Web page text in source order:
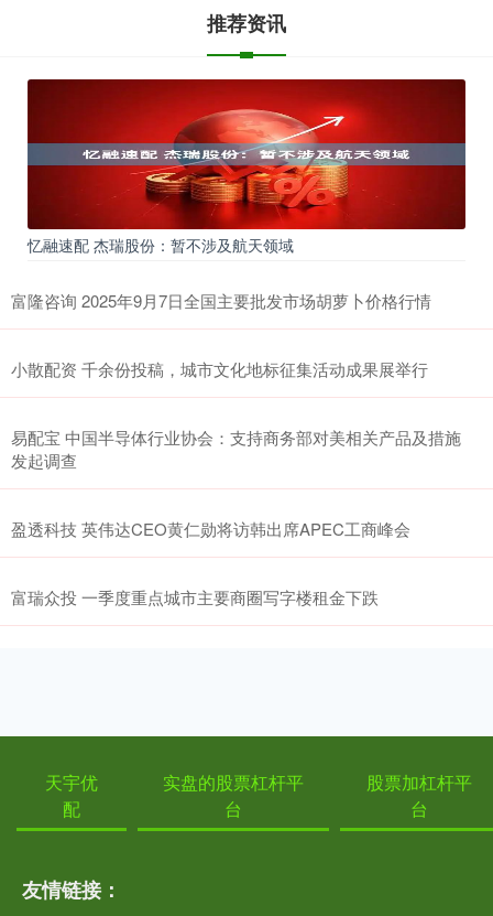
推荐资讯
忆融速配 杰瑞股份：暂不涉及航天领域
富隆咨询 2025年9月7日全国主要批发市场胡萝卜价格行情
小散配资 千余份投稿，城市文化地标征集活动成果展举行
易配宝 中国半导体行业协会：支持商务部对美相关产品及措施
发起调查
盈透科技 英伟达CEO黄仁勋将访韩出席APEC工商峰会
富瑞众投 一季度重点城市主要商圈写字楼租金下跌
天宇优
配
实盘的股票杠杆平
台
股票加杠杆平
台
友情链接：